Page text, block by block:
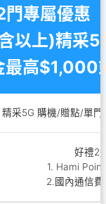
門專屬優惠
以上)精采
最高$1,000
精采5G 購機/贈點/單
好禮2
1. Hami
2.國內通信